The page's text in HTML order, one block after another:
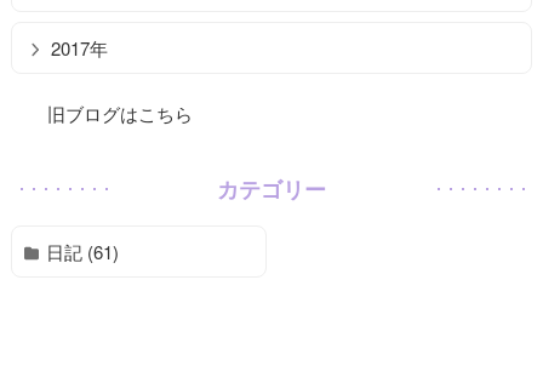
2017年
旧ブログはこちら
カテゴリー
日記 (61)